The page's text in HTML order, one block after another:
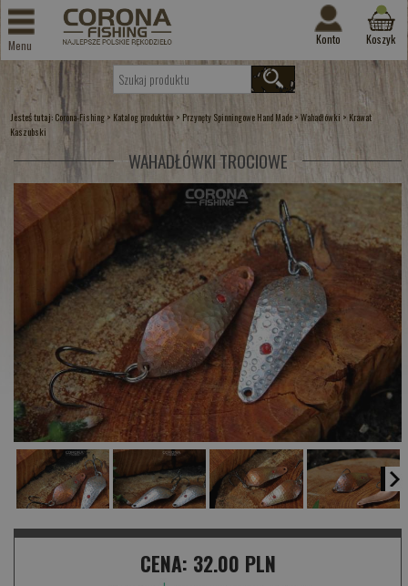
Menu Konto Koszyk
Jesteś tutaj: Corona-Fishing > Katalog produktów > Przynęty Spinningowe Hand Made >Wahadłówki > Krawat
Kaszubski
WAHADŁÓWKI TROCIOWE
CENA: 32.00 PLN